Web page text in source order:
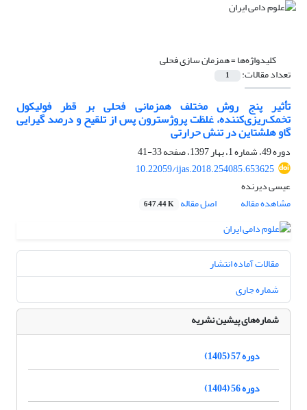
کلیدواژه‌ها =همزمان سازی فحلی
تعداد مقالات: 1
تأثیر پنج روش مختلف همزمانی فحلی بر قطر فولیکول
تخمک‌ریزی‌کننده، غلظت پروژسترون پس از تلقیح و درصد گیرایی
گاو هلشتاین در تنش حرارتی
دوره 49، شماره 1، بهار 1397، صفحه
33-41
10.22059/ijas.2018.254085.653625
عیسی دیرنده
مشاهده مقاله
اصل مقاله 647.44 K
مقالات آماده انتشار
شماره جاری
شماره‌های پیشین نشریه
دوره 57 (1405)
دوره 56 (1404)